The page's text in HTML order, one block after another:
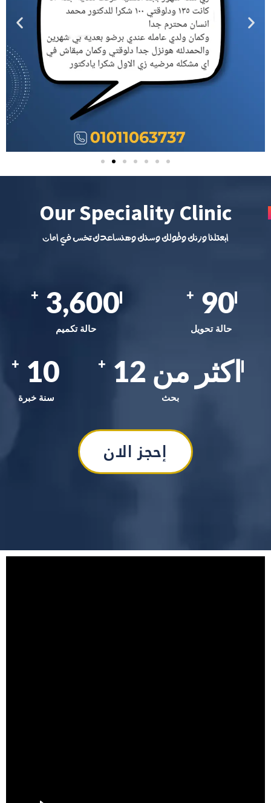
Our Speciality Clinic
ابعتلنا وزنك وطولك وسنك وهنساعدك تخس في امان
90
+
حالة تحويل
3,600
+
حالة تكميم
اكثر من 12
+
بحث
10
+
سنة خبرة
إحجز الان